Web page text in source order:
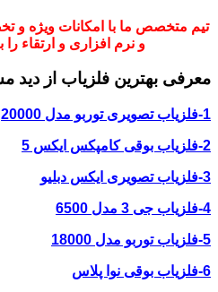
تیم متخصص ما با امکانات ویژه
و نرم افزاری و ارتقاء را
معرفی بهترین فلزیاب از دید
1-فلزیاب تصویری توربو مدل 20000
2-فلزیاب بوقی کامپکس ایکس 5
3-فلزیاب تصویری ایکس دبلیو
4-فلزیاب جی 3 مدل 6500
5-فلزیاب توربو مدل 18000
6-فلزیاب بوقی نوا پلاس